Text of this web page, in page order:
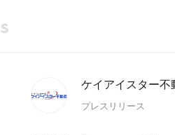
ケイアイスター不
プレスリリース